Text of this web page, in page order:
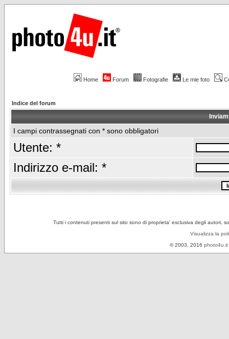
Home Forum Fotografie Le mie foto
Indice del forum
I campi contrassegnati con * sono obbligatori
Utente: *
Indirizzo e-mail: *
Tutti i contenuti presenti sul sito sono di proprieta' esclusiva degli autori,
Visualizza la
© 2003, 2016 photo4u.it